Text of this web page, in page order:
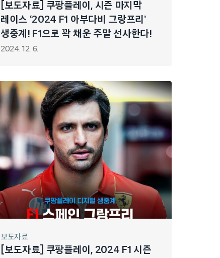
[보도자료] 쿠팡플레이, 시즌 마지막
레이스 ‘2024 F1 아부다비 그랑프리’
생중계! F1으로 꽉 채운 주말 선사한다!
2024. 12. 6.
보도자료
[보도자료] 쿠팡플레이, 2024 F1 시즌